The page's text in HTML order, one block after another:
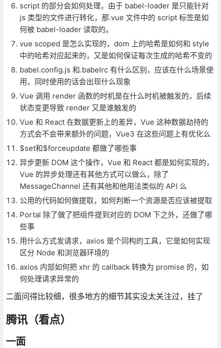
script 的部分会如何处理，由于 babel-loader 是只能针对
js 类型的文件进行转化，那.vue 文件中的 script 标签是如
何被 babel-loader 读取的。
vue scoped 是怎么实现的，dom 上的哈希是如何和 style
中的哈希对应起来的，又是如何保证每次生成的哈希不变的
babel.config.js 和.babelrc 有什么区别，应该在什么场景使
用，同时使用的话会出现什么现象
Vue 调用 render 函数的时机是在什么时机被触发的，后续
状态变更导致 render 又是谁触发的
Vue 和 React 在数据更新上的差异，Vue 这种数据劫持的
方式会不会带来额外的问题，Vue3 在这些问题上有优化么
$set和$forceupdate 都做了哪些事
异步更新 DOM 这个操作，Vue 和 React 都是如何实现的，
Vue 的异步处理还有其他方式可以做么，除了
MessageChannel 还有其他和他用法类似的 API 么
公用的代码如何做提取，如何判断一个资源是否应该被提取
Portal 除了做了把组件提到对应的 DOM 下之外，还做了哪
些事
用什么方式发请求，axios 是个同构的工具，它是如何实现
区分 Node 和浏览器环境的
axios 内部如何把 xhr 的 callback 转换为 promise 的，如
何处理请求异常的
二面问得比较细，很多地方的细节其实没太关注过，挂了
腾讯（看点）
一面